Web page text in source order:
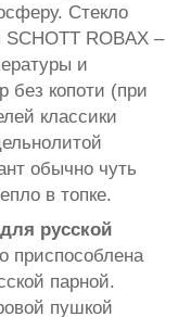
Стекло
ROBAX –
и
без копоти (при
классики
обычно чуть
в топке.
русской
приспособлена
парной.
пушкой